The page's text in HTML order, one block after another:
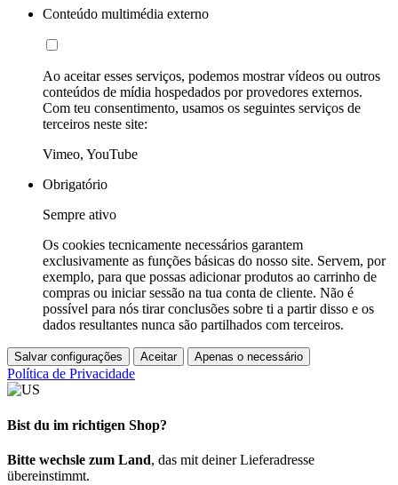
Conteúdo multimédia externo
Ao aceitar esses serviços, podemos mostrar vídeos ou outros
conteúdos de mídia hospedados por provedores externos.
Com teu consentimento, usamos os seguintes serviços de
terceiros neste site:
Vimeo, YouTube
Obrigatório
Sempre ativo
Os cookies tecnicamente necessários garantem
exclusivamente as funções básicas do nosso site. Servem, por
exemplo, para que possas adicionar produtos ao carrinho de
compras ou iniciar sessão na tua conta de cliente. Não é
possível para nós tirar conclusões sobre ti a partir disso e os
dados resultantes nunca são partilhados com terceiros.
Salvar configurações Aceitar Apenas o necessário
Política de Privacidade
Bist du im richtigen Shop?
Bitte wechsle zum Land, das mit deiner Lieferadresse
übereinstimmt.